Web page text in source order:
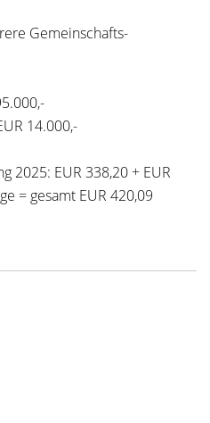
Gemeinschafts-
14.000,-
2025: EUR 338,20 + EUR
= gesamt EUR 420,09